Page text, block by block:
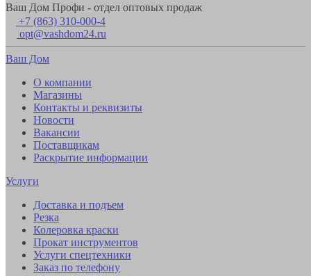
Ваш Дом Профи - отдел оптовых продаж
+7 (863) 310-000-4
opt@vashdom24.ru
Ваш Дом
О компании
Магазины
Контакты и реквизиты
Новости
Вакансии
Поставщикам
Раскрытие информации
Услуги
Доставка и подъем
Резка
Колеровка краски
Прокат инструментов
Услуги спецтехники
Заказ по телефону